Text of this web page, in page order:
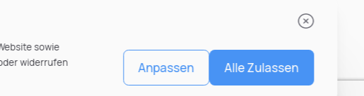
sowie
widerrufen
Anpassen Alle Zulassen